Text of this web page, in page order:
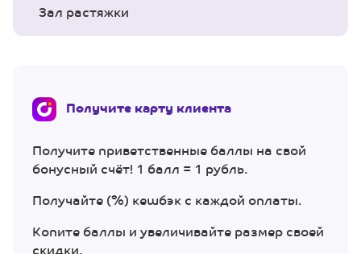
Зал растяжки
Получите карту клиента
Получите приветственные баллы на свой
бонусный счёт! 1 балл = 1 рубль.
Получайте (%) кешбэк с каждой оплаты.
Копите баллы и увеличивайте размер своей